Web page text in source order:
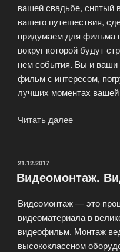
вашей свадьбе, снятый
вашего путешествия,
придумаем для фильма
вокруг которой будут
нем события. Вы и ваши
фильм с интересом,
лучших моментах вашей
Читать далее
ваши
чувства»
ОПУБЛИКОВАНО
21.12.2017
Видеомонтаж.
Видеомонтаж — это
видеоматериала в
видеофильм. Монтаж
высококлассном